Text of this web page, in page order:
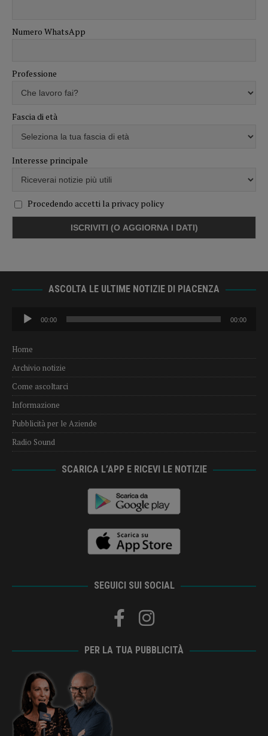
Numero WhatsApp
Professione
Fascia di età
Interesse principale
Procedendo accetti la privacy policy
ASCOLTA LE ULTIME NOTIZIE DI PIACENZA
Audio
Player
00:00 00:00
Home
Archivio notizie
Come ascoltarci
Informazione
Pubblicità per le Aziende
Radio Sound
SCARICA L’APP E RICEVI LE NOTIZIE
SEGUICI SUI SOCIAL
PER LA TUA PUBBLICITÀ